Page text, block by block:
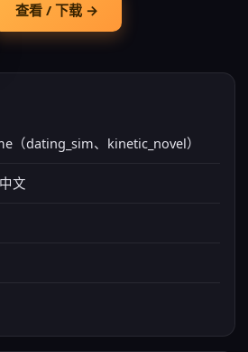
查看 / 下载 →
（dating_sim、kinetic_novel）
文